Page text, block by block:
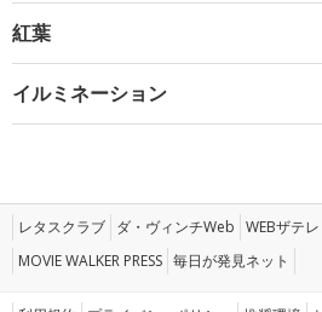
紅葉
イルミネーション
レタスクラブ ダ・ヴィンチWeb WEBザテ
MOVIE WALKER PRESS 毎日が発見ネット